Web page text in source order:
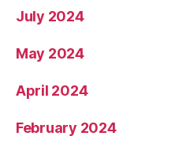
July 2024
May 2024
April 2024
February 2024